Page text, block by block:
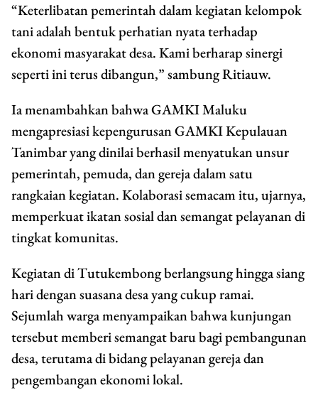
“Keterlibatan pemerintah dalam kegiatan kelompok
tani adalah bentuk perhatian nyata terhadap
ekonomi masyarakat desa. Kami berharap sinergi
seperti ini terus dibangun,” sambung Ritiauw.
Ia menambahkan bahwa GAMKI Maluku
mengapresiasi kepengurusan GAMKI Kepulauan
Tanimbar yang dinilai berhasil menyatukan unsur
pemerintah, pemuda, dan gereja dalam satu
rangkaian kegiatan. Kolaborasi semacam itu, ujarnya,
memperkuat ikatan sosial dan semangat pelayanan di
tingkat komunitas.
Kegiatan di Tutukembong berlangsung hingga siang
hari dengan suasana desa yang cukup ramai.
Sejumlah warga menyampaikan bahwa kunjungan
tersebut memberi semangat baru bagi pembangunan
desa, terutama di bidang pelayanan gereja dan
pengembangan ekonomi lokal.